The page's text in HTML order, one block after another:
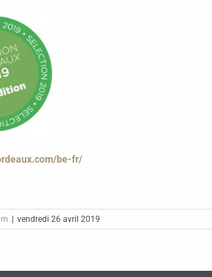
be-fr/
vendredi 26 avril 2019